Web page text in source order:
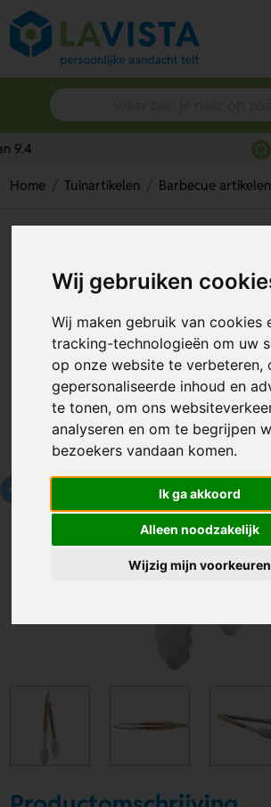
Wij gebruiken
Wij maken gebruik van cookies
tracking-technologieën om uw
op onze website te verbeteren,
gepersonaliseerde inhoud en
te tonen, om ons
analyseren en om te begrijpen
bezoekers vandaan komen.
Ik ga akkoord
Alleen noodzakelijk
Wijzig mijn voorkeuren
Snelle persoonlijke
Home Tuinartikelen Barbecue artikelen
Artikelnummer:314844